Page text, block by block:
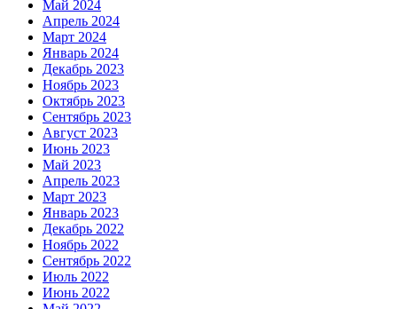
Май 2024
Апрель 2024
Март 2024
Январь 2024
Декабрь 2023
Ноябрь 2023
Октябрь 2023
Сентябрь 2023
Август 2023
Июнь 2023
Май 2023
Апрель 2023
Март 2023
Январь 2023
Декабрь 2022
Ноябрь 2022
Сентябрь 2022
Июль 2022
Июнь 2022